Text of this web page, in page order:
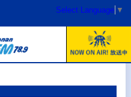
Select Language ▼